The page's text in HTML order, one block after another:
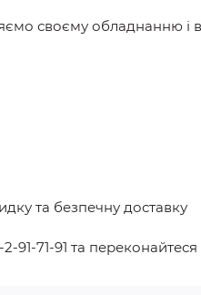
своєму обладнанню і
та безпечну доставку
91-71-91 та